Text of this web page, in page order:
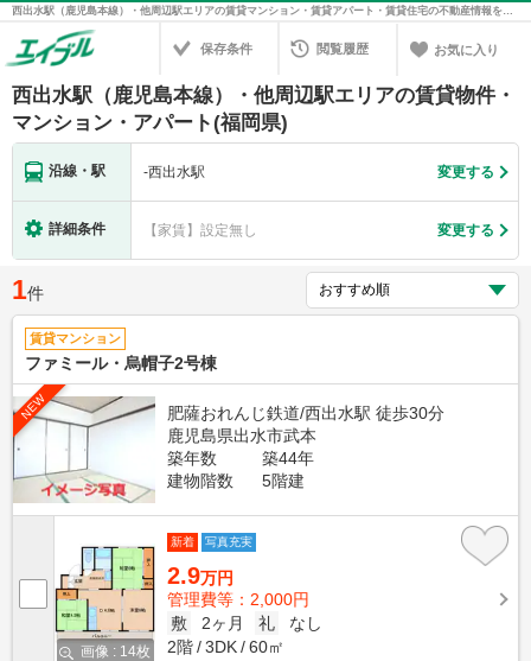
西出水駅（鹿児島本線）・他周辺駅エリアの賃貸マンション・賃貸アパート・賃貸住宅の不動産情報を検索！不動産賃貸の物件探しは、お部屋探しのエイブル
保存条件 閲覧履歴 お気に入り
西出水駅（鹿児島本線）・他周辺駅エリアの賃貸物件・
マンション・アパート(福岡県)
沿線・駅 -西出水駅 変更する
詳細条件 【家賃】設定無し 変更する
1件
賃貸マンション
ファミール・烏帽子2号棟
NEW
肥薩おれんじ鉄道/西出水駅 徒歩30分
鹿児島県出水市武本
築年数
築44年
建物階数
5階建
画像 : 14枚
新着 写真充実
2.9万円
管理費等：2,000円
敷
2ヶ月 礼
なし
2階
3DK 60㎡